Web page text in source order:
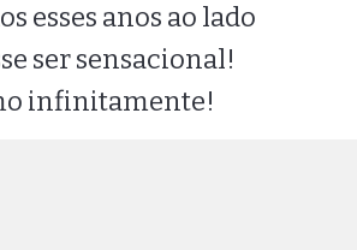
esses anos ao lado
ser sensacional!
infinitamente!